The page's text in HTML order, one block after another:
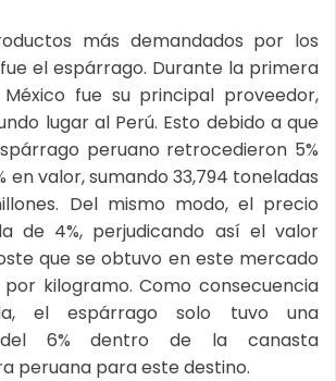
más demandados por los
el espárrago. Durante la primera
fue su principal proveedor,
lugar al Perú. Esto debido a que
peruano retrocedieron 5%
en valor, sumando 33,794 toneladas
Del mismo modo, el precio
de 4%, perjudicando así el valor
que se obtuvo en este mercado
por kilogramo. Como consecuencia
el espárrago solo tuvo una
del 6% dentro de la canasta
peruana para este destino.